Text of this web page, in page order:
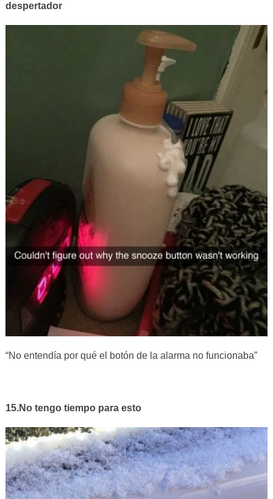
despertador
“No entendía por qué el botón de la alarma no funcionaba”
15.No tengo tiempo para esto